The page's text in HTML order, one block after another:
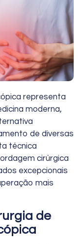
representa
moderna,
de diversas
técnica
cirúrgica
excepcionais
mais
de